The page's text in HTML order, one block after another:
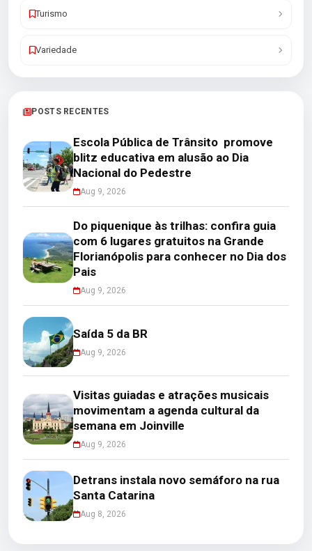
Turismo
Variedade
POSTS RECENTES
Escola Pública de Trânsito promove
blitz educativa em alusão ao Dia
Nacional do Pedestre
Aug 9, 2026
Do piquenique às trilhas: confira guia
com 6 lugares gratuitos na Grande
Florianópolis para conhecer no Dia dos
Pais
Aug 9, 2026
Saída 5 da BR
Aug 9, 2026
Visitas guiadas e atrações musicais
movimentam a agenda cultural da
semana em Joinville
Aug 9, 2026
Detrans instala novo semáforo na rua
Santa Catarina
Aug 8, 2026